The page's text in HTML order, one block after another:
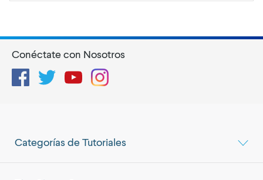
Categorías de Tutoriales
Conéctate con Nosotros
FacebookTwitterYouTubeInstagram